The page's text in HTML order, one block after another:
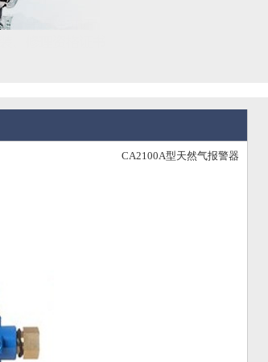
CA2100A型天然气报警器